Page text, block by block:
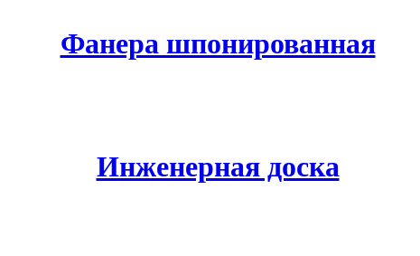
Фанера шпонированная
Инженерная доска